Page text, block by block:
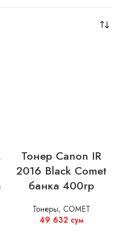
Тонер Canon IR
2016 Black Comet
банка 400гр
Тонеры, COMET
49 632 сум